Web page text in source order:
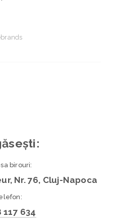
birouri:
Nr. 76, Cluj-Napoca
117 634